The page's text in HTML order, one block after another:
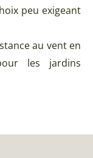
peu exigeant
au vent en
les jardins